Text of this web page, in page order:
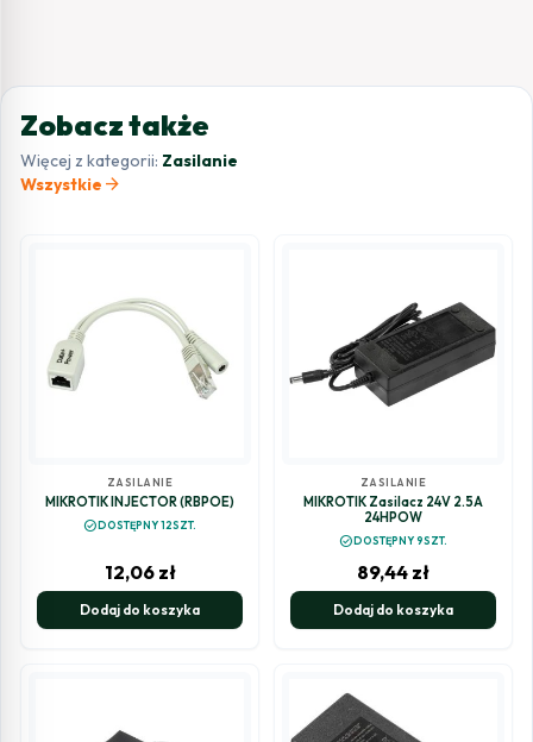
Zobacz także
Więcej z kategorii: Zasilanie
Wszystkie arrow_forward
ZASILANIE
MIKROTIK INJECTOR (RBPOE)
check_circleDOSTĘPNY 12SZT.
12,06 zł
Dodaj do koszyka
ZASILANIE
MIKROTIK Zasilacz 24V 2.5A
24HPOW
check_circleDOSTĘPNY 9SZT.
89,44 zł
Dodaj do koszyka